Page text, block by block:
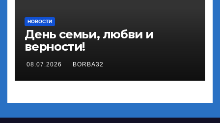
НОВОСТИ
День семьи, любви и
верности!
08.07.2026 BORBA32